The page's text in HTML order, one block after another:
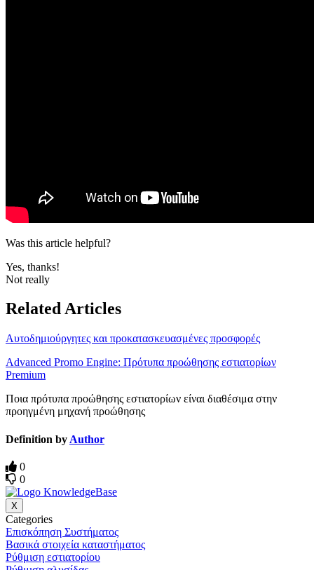
Was this article helpful?
Yes, thanks!
Not really
Related Articles
Αυτοδημιούργητες και προκατασκευασμένες προσφορές
Advanced Promo Engine: Πρότυπα προώθησης εστιατορίων
Premium
Ποια πρότυπα προώθησης εστιατορίων είναι διαθέσιμα στην
προηγμένη μηχανή προώθησης
Definition by Author
0
0
X
Categories
Επισκόπηση Συστήματος
Βασικά στοιχεία καταστήματος
Ρύθμιση εστιατορίου